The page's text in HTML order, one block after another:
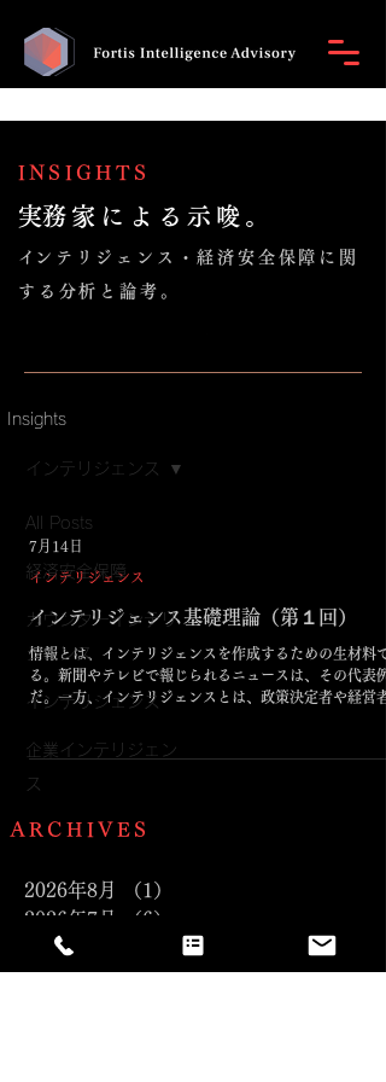
INSIGHTS
​実務家による示唆。
​インテリジェンス・経済安全保障に関
する分析と論考。
Insights
All Posts
経済安全保障
カウンターインテリ
ジェンス
インテリジェンス
企業インテリジェン
ス
インテリジェンス
7月14日
インテリジェンス
インテリジェンス基礎理論（第１回）
情報とは、インテリジェンスを作成するための生材料で
る。新聞やテレビで報じられるニュースは、その代表例
だ。一方、インテリジェンスとは、政策決定者や経営者
して得られた知識である。 AI、半導体、量子技術、バイ
オなどの先端技術や、個人・産業データを扱う企業にと
ても不可欠な経営課題である。グローバルな競争や地政
だけでなく、国
ARCHIVES
2026年8月 （1）
2026年7月
（6）
2026年6月
1件の記事
2026年1月 （1）1件の記事